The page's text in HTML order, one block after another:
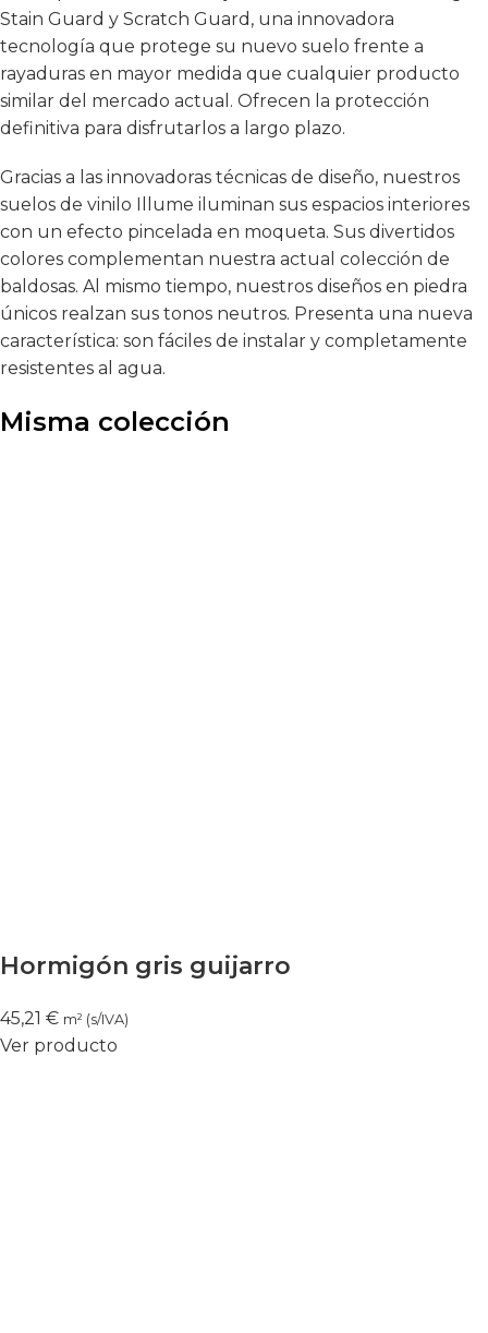
Stain Guard y Scratch Guard, una innovadora
tecnología que protege su nuevo suelo frente a
rayaduras en mayor medida que cualquier producto
similar del mercado actual. Ofrecen la protección
definitiva para disfrutarlos a largo plazo.
Gracias a las innovadoras técnicas de diseño, nuestros
suelos de vinilo Illume iluminan sus espacios interiores
con un efecto pincelada en moqueta. Sus divertidos
colores complementan nuestra actual colección de
baldosas. Al mismo tiempo, nuestros diseños en piedra
únicos realzan sus tonos neutros. Presenta una nueva
característica: son fáciles de instalar y completamente
resistentes al agua.
Misma colección
Hormigón gris guijarro
45,21 € m² (s/IVA)
Ver producto